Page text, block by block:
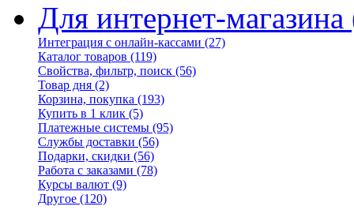
Для интернет-магазина
Интеграция с онлайн-кассами (27)
Каталог товаров (119)
Свойства, фильтр, поиск (56)
Товар дня (2)
Корзина, покупка (193)
Купить в 1 клик (5)
Платежные системы (95)
Службы доставки (56)
Подарки, скидки (56)
Работа с заказами (78)
Курсы валют (9)
Другое (120)